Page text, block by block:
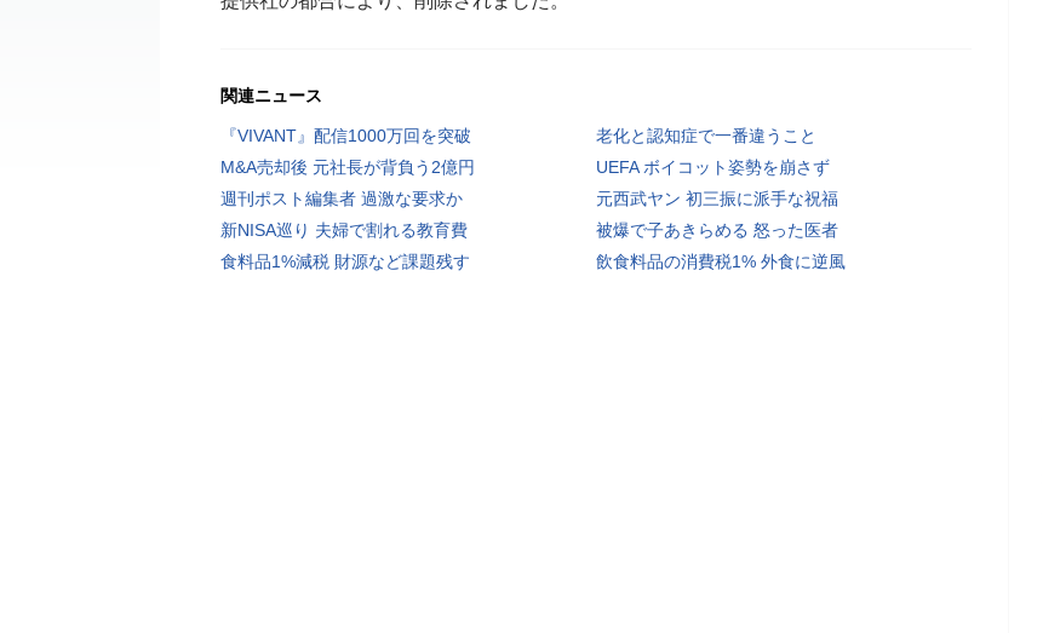
関連ニュース
『VIVANT』配信1000万回を突破
老化と認知症で一番違うこと
M&A売却後 元社長が背負う2億円
UEFA ボイコット姿勢を崩さず
週刊ポスト編集者 過激な要求か
元西武ヤン 初三振に派手な祝福
新NISA巡り 夫婦で割れる教育費
被爆で子あきらめる 怒った医者
食料品1%減税 財源など課題残す
飲食料品の消費税1% 外食に逆風